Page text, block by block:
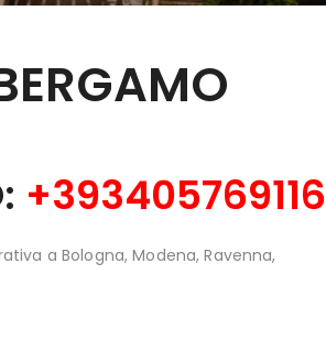
+393405769116
a Bologna, Modena, Ravenna,